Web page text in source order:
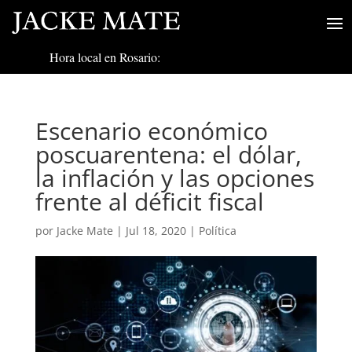
Hora local en Rosario:
Escenario económico
poscuarentena: el dólar,
la inflación y las opciones
frente al déficit fiscal
por Jacke Mate | Jul 18, 2020| Política